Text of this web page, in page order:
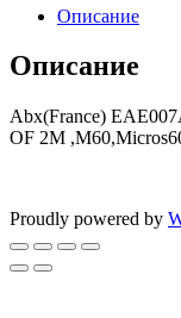
Описание
Описание
Abx(France)
OF 2M
Proudly powered by